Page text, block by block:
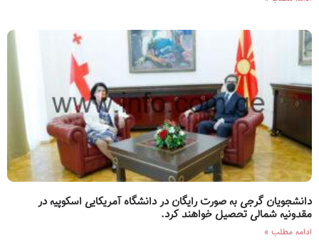
دانشجویان گرجی به صورت رایگان در دانشگاه آمریکایی اسکوپیه در
مقدونیه شمالی تحصیل خواهند کرد.
ادامه مطلب »